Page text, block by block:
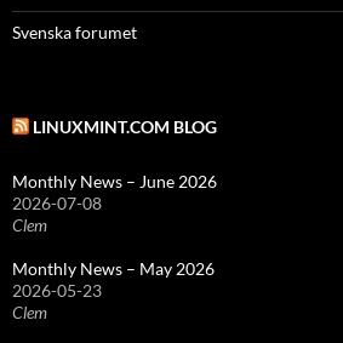
Svenska forumet
LINUXMINT.COM BLOG
Monthly News – June 2026
2026-07-08
Clem
Monthly News – May 2026
2026-05-23
Clem